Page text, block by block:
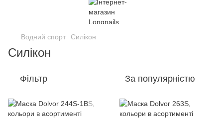
Водний спорт Силікон
Силікон
Фільтр За популярністю